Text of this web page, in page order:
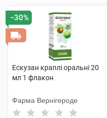
−30%
Ескузан краплі оральні 20
мл 1 флакон
Фарма Вернігероде